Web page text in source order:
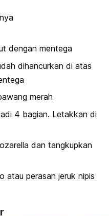
dengan mentega
dihancurkan di atas
merah
4 bagian. Letakkan di
dan tangkupkan
atau perasan jeruk nipis